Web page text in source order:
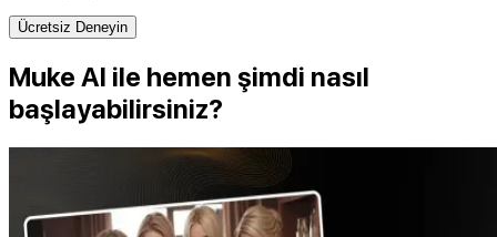
Ücretsiz Deneyin
Muke AI ile hemen şimdi nasıl
başlayabilirsiniz?